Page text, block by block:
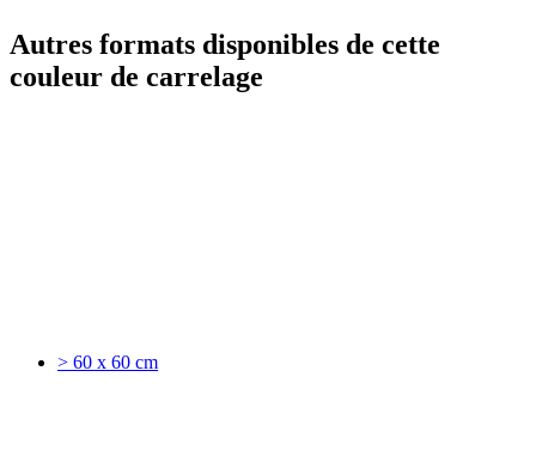
Autres formats disponibles de cette
couleur de carrelage
> 60 x 60 cm